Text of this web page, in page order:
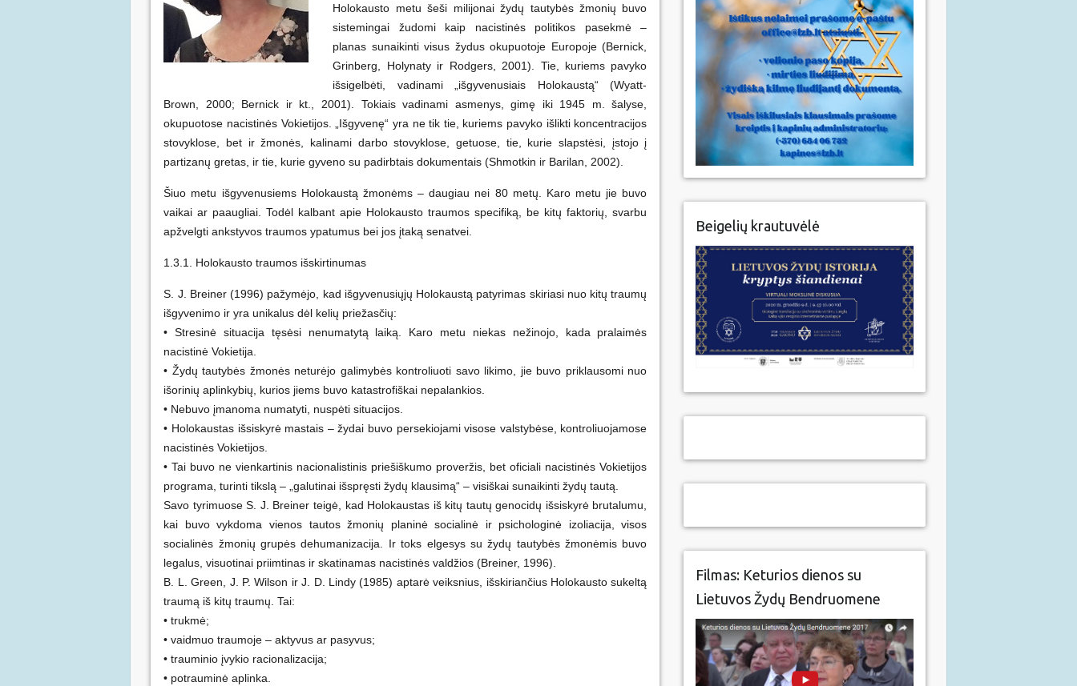
Holokausto metu šeši milijonai žydų tautybės žmonių buvo
sistemingai žudomi kaip nacistinės politikos pasekmė –
planas sunaikinti visus žydus okupuotoje Europoje (Bernick,
Grinberg, Holynaty ir Rodgers, 2001). Tie, kuriems pavyko
išsigelbėti, vadinami „išgyvenusiais Holokaustą“ (Wyatt-
Brown, 2000; Bernick ir kt., 2001). Tokiais vadinami asmenys, gimę iki 1945 m. šalyse,
okupuotose nacistinės Vokietijos. „Išgyvenę“ yra ne tik tie, kuriems pavyko išlikti koncentracijos
stovyklose, bet ir žmonės, kalinami darbo stovyklose, getuose, tie, kurie slapstėsi, įstojo į
partizanų gretas, ir tie, kurie gyveno su padirbtais dokumentais (Shmotkin ir Barilan, 2002).
Šiuo metu išgyvenusiems Holokaustą žmonėms – daugiau nei 80 metų. Karo metu jie buvo
vaikai ar paaugliai. Todėl kalbant apie Holokausto traumos specifiką, be kitų faktorių, svarbu
apžvelgti ankstyvos traumos ypatumus bei jos įtaką senatvei.
1.3.1. Holokausto traumos išskirtinumas
S. J. Breiner (1996) pažymėjo, kad išgyvenusiųjų Holokaustą patyrimas skiriasi nuo kitų traumų
išgyvenimo ir yra unikalus dėl kelių priežasčių:
• Stresinė situacija tęsėsi nenumatytą laiką. Karo metu niekas nežinojo, kada pralaimės
nacistinė Vokietija.
• Žydų tautybės žmonės neturėjo galimybės kontroliuoti savo likimo, jie buvo priklausomi nuo
išorinių aplinkybių, kurios jiems buvo katastrofiškai nepalankios.
• Nebuvo įmanoma numatyti, nuspėti situacijos.
• Holokaustas išsiskyrė mastais – žydai buvo persekiojami visose valstybėse, kontroliuojamose
nacistinės Vokietijos.
• Tai buvo ne vienkartinis nacionalistinis priešiškumo proveržis, bet oficiali nacistinės Vokietijos
programa, turinti tikslą – „galutinai išspręsti žydų klausimą“ – visiškai sunaikinti žydų tautą.
Savo tyrimuose S. J. Breiner teigė, kad Holokaustas iš kitų tautų genocidų išsiskyrė brutalumu,
kai buvo vykdoma vienos tautos žmonių planinė socialinė ir psichologinė izoliacija, visos
socialinės žmonių grupės dehumanizacija. Ir toks elgesys su žydų tautybės žmonėmis buvo
legalus, visuotinai priimtinas ir skatinamas nacistinės valdžios (Breiner, 1996).
B. L. Green, J. P. Wilson ir J. D. Lindy (1985) aptarė veiksnius, išskiriančius Holokausto sukeltą
traumą iš kitų traumų. Tai:
• trukmė;
• vaidmuo traumoje – aktyvus ar pasyvus;
• trauminio įvykio racionalizacija;
• potrauminė aplinka.
Beigelių krautuvėlė
Filmas: Keturios dienos su
Lietuvos Žydų Bendruomene